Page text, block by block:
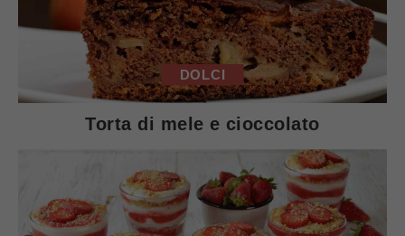
DOLCI
Torta di mele e cioccolato